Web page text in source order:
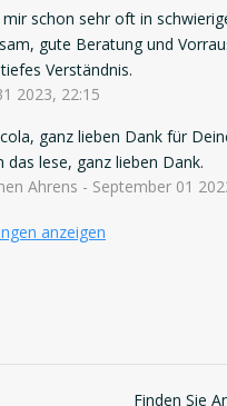
schon sehr oft in
gute Beratung und
Verständnis.
2023, 22:15
ganz lieben Dank für
das lese, ganz lieben Dank.
Ahrens - September 01
anzeigen
Finden Sie